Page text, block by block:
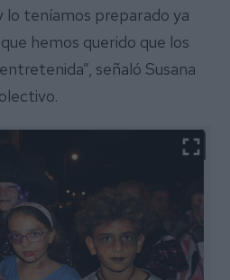
lo teníamos preparado ya
hemos querido que los
señaló Susana